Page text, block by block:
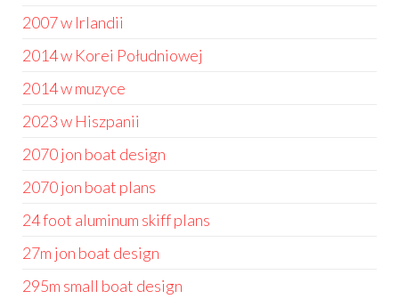
2007 w Irlandii
2014 w Korei Południowej
2014 w muzyce
2023 w Hiszpanii
2070 jon boat design
2070 jon boat plans
24 foot aluminum skiff plans
27m jon boat design
295m small boat design